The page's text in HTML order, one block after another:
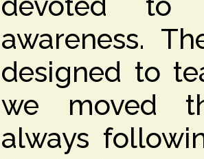
awareness.
designed to
we moved
always